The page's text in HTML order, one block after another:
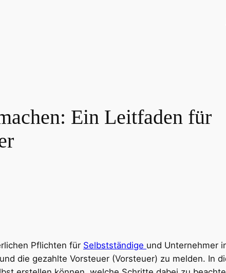
Ein Leitfaden für
Pflichten für Selbstständige und Unternehmer
die gezahlte Vorsteuer (Vorsteuer) zu melden. In